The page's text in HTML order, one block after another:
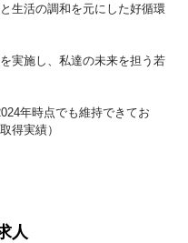
生活の調和を元にした好循環
実施し、私達の未来を担う若
年時点でも維持できてお
得実績）
人